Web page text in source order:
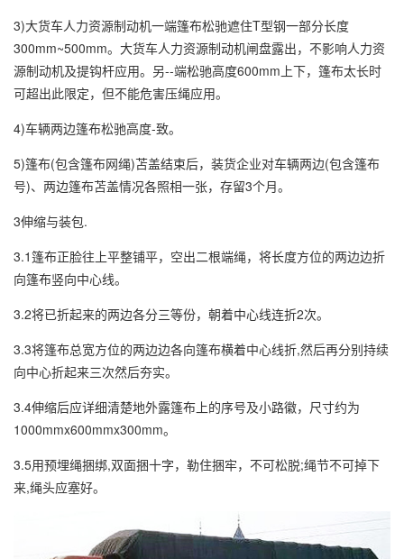
3)大货车人力资源制动机一端篷布松驰遮住T型钢一部分长度
300mm~500mm。大货车人力资源制动机闸盘露出，不影响人力资
源制动机及提钩杆应用。另--端松驰高度600mm上下，篷布太长时
可超出此限定，但不能危害压绳应用。
4)车辆两边篷布松驰高度-致。
5)篷布(包含篷布网绳)苫盖结束后，装货企业对车辆两边(包含篷布
号)、两边篷布苫盖情况各照相一张，存留3个月。
3伸缩与装包.
3.1篷布正脸往上平整铺平，空出二根端绳，将长度方位的两边边折
向篷布竖向中心线。
3.2将已折起来的两边各分三等份，朝着中心线连折2次。
3.3将篷布总宽方位的两边边各向篷布横着中心线折,然后再分别持续
向中心折起来三次然后夯实。
3.4伸缩后应详细清楚地外露篷布上的序号及小路徽，尺寸约为
1000mmx600mmx300mm。
3.5用预埋绳捆绑,双面捆十字，勒住捆牢，不可松脱;绳节不可掉下
来,绳头应塞好。